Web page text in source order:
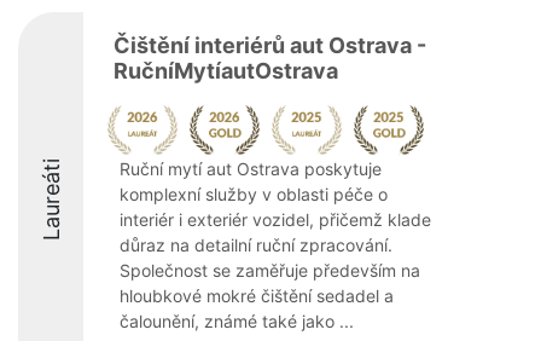
Laureáti
Čištění interiérů aut Ostrava -
RučníMytíautOstrava
Ruční mytí aut Ostrava poskytuje
komplexní služby v oblasti péče o
interiér i exteriér vozidel, přičemž klade
důraz na detailní ruční zpracování.
Společnost se zaměřuje především na
hloubkové mokré čištění sedadel a
čalounění, známé také jako ...